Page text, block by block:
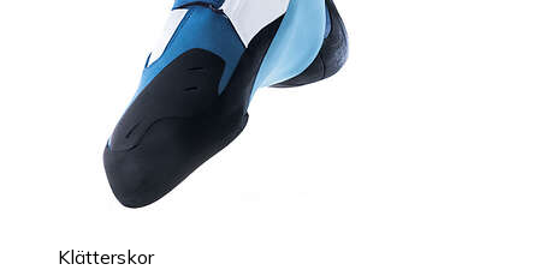
Klätterskor